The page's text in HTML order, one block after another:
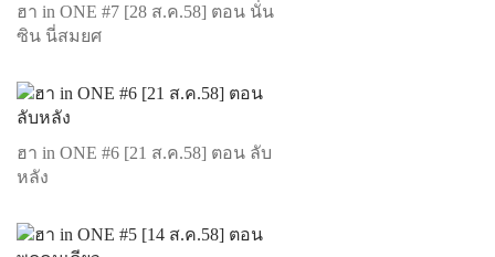
ฮา in ONE #7 [28 ส.ค.58] ตอน นั่น
ซิน นี่สมยศ
ฮา in ONE #6 [21 ส.ค.58] ตอน ลับ
หลัง